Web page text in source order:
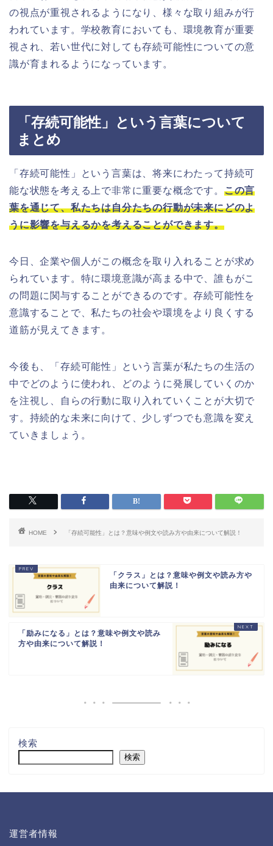
の視点が重視されるようになり、様々な取り組みが行
われています。学校教育においても、環境教育が重要
視され、若い世代に対しても存続可能性についての意
識が育まれるようになっています。
「存続可能性」という言葉について
まとめ
「存続可能性」という言葉は、将来にわたって持続可
能な状態を考える上で非常に重要な概念です。 この言
葉を通じて、私たちは自分たちの行動が未来にどのよ
うに影響を与えるかを考えることができます。
今日、企業や個人がこの概念を取り入れることが求め
られています。特に環境意識が高まる中で、誰もがこ
の問題に関与することができるのです。存続可能性を
意識することで、私たちの社会や環境をより良くする
道筋が見えてきます。
今後も、「存続可能性」という言葉が私たちの生活の
中でどのように使われ、どのように発展していくのか
を注視し、自らの行動に取り入れていくことが大切で
す。持続的な未来に向けて、少しずつでも意識を変え
ていきましょう。
HOME 「存続可能性」とは？意味や例文や読み方や由来について解説！
「クラス」とは？意味や例文や読み方や
由来について解説！
「励みになる」とは？意味や例文や読み
方や由来について解説！
検索
検索
運営者情報